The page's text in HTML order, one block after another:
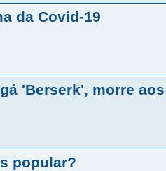
da Covid-19
'Berserk', morre
popular?